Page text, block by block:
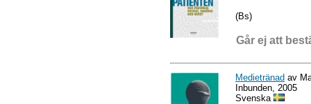
(Bs)
Går ej att
Medietränad av
Inbunden, 2005
Svenska